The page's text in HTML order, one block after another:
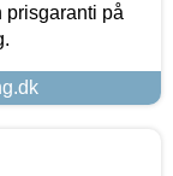
prisgaranti på